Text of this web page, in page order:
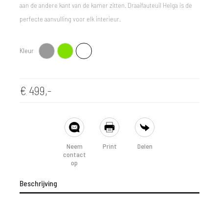
aan de andere kant van de kamer zitten. Draaifauteuil Helga is de
perfecte aanvulling voor elk interieur.
Kleur
Grijs Groen Wit
€ 499,-
Neem
contact
op
Print Delen
Beschrijving